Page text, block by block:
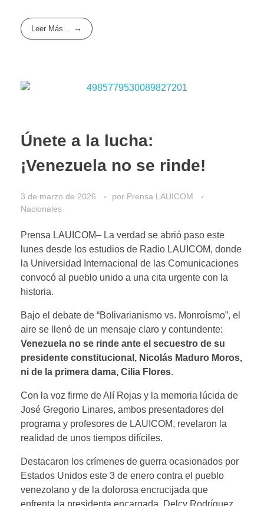
Leer Más...
Únete a la lucha:
¡Venezuela no se rinde!
3 de marzo de 2026 por Prensa LAUICOM
Nacionales
Prensa LAUICOM– La verdad se abrió paso este
lunes desde los estudios de Radio LAUICOM, donde
la Universidad Internacional de las Comunicaciones
convocó al pueblo unido a una cita urgente con la
historia.
Bajo el debate de “Bolivarianismo vs. Monroísmo”, el
aire se llenó de un mensaje claro y contundente:
Venezuela no se rinde ante el secuestro de su
presidente constitucional, Nicolás Maduro Moros,
ni de la primera dama, Cilia Flores.
Con la voz firme de Alí Rojas y la memoria lúcida de
José Gregorio Linares, ambos presentadores del
programa y profesores de LAUICOM, revelaron la
realidad de unos tiempos difíciles.
Destacaron los crímenes de guerra ocasionados por
Estados Unidos este 3 de enero contra el pueblo
venezolano y de la dolorosa encrucijada que
enfrenta la presidenta encargada, Delcy Rodríguez.